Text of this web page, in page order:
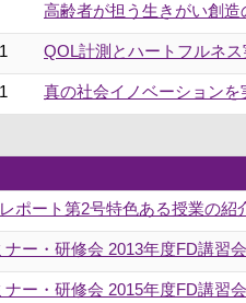
高齢者が担う生きがい創
QOL計測とハートフルネ
真の社会イノベーション
ポート第2号特色ある授業の
ー・研修会 2013年度FD講習
ー・研修会 2015年度FD講習